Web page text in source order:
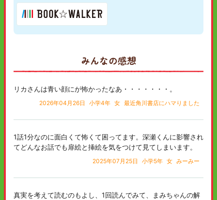
みんなの感想
リカさんは青い顔にが怖かったなあ・・・・・・・。
2026年04月26日 小学4年 女 最近角川書店にハマりました
1話1分なのに面白くて怖くて困ってます。深瀬くんに影響され
てどんなお話でも扉絵と挿絵を気をつけて見てしまいます。
2025年07月25日 小学5年 女 みーみー
真実を考えて読むのもよし、1回読んでみて、まみちゃんの解